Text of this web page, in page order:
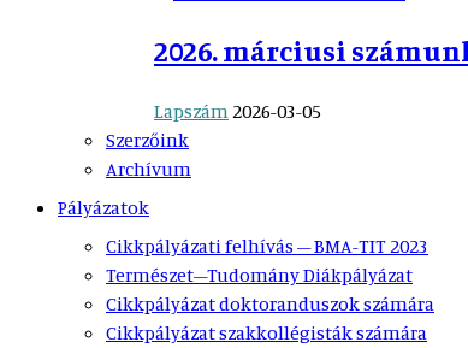
2026. márciusi
Lapszám2026-03-05
Szerzőink
Archívum
Pályázatok
Cikkpályázati felhívás – BMA-TIT 2023
Természet–Tudomány Diákpályázat
Cikkpályázat doktoranduszok számára
Cikkpályázat szakkollégisták számára